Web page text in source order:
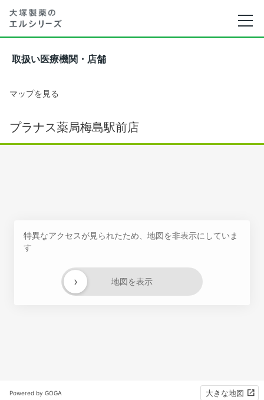
取扱い医療機関・店舗
マップを見る
プラナス薬局梅島駅前店
特異なアクセスが見られたため、地図を非表示にしていま
す
地図を表示
›
Powered by GOGA 大きな地図